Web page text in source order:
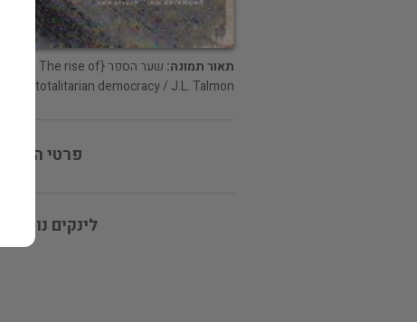
תאור תמונה:
שער הספר {The rise of
totalitarian democracy / J.L. Talmon}
פרטי המוכר
לינקים נוספים